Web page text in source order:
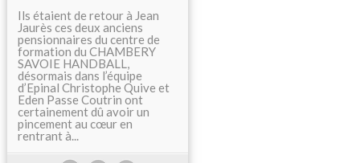
Ils étaient de retour à Jean
Jaurès ces deux anciens
pensionnaires du centre de
formation du CHAMBERY
SAVOIE HANDBALL,
désormais dans l’équipe
d’Epinal Christophe Quive et
Eden Passe Coutrin ont
certainement dû avoir un
pincement au cœur en
rentrant à...